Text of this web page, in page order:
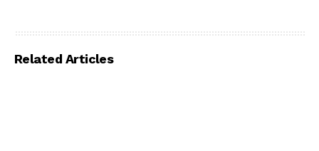
Related Articles